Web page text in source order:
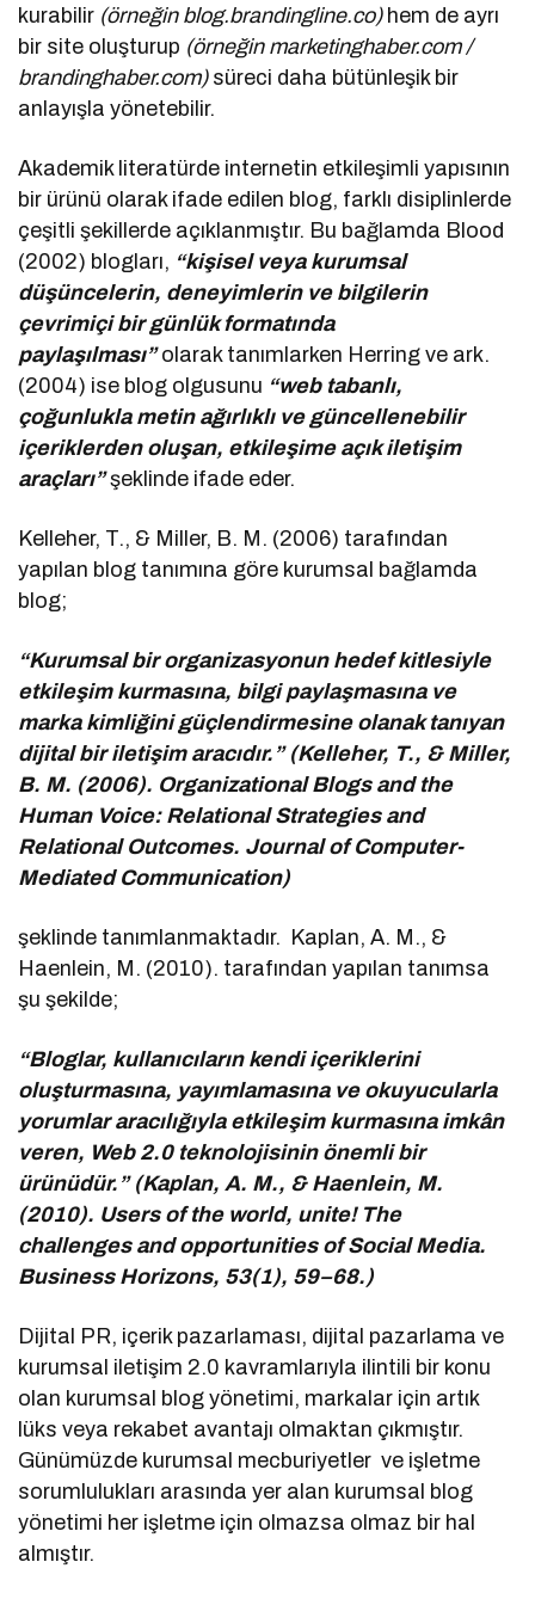
kurabilir (örneğin blog.brandingline.co)hem de ayrı
bir site oluşturup (örneğin marketinghaber.com /
brandinghaber.com) süreci daha bütünleşik bir
anlayışla yönetebilir.
Akademik literatürde internetin etkileşimli yapısının
bir ürünü olarak ifade edilen blog, farklı disiplinlerde
çeşitli şekillerde açıklanmıştır. Bu bağlamda Blood
(2002) blogları, “kişisel veya kurumsal
düşüncelerin, deneyimlerin ve bilgilerin
çevrimiçi bir günlük formatında
paylaşılması”olarak tanımlarken Herring ve ark.
(2004) ise blog olgusunu “web tabanlı,
çoğunlukla metin ağırlıklı ve güncellenebilir
içeriklerden oluşan, etkileşime açık iletişim
araçları”şeklinde ifade eder.
Kelleher, T., & Miller, B. M. (2006) tarafından
yapılan blog tanımına göre kurumsal bağlamda
blog;
“Kurumsal bir organizasyonun hedef kitlesiyle
etkileşim kurmasına, bilgi paylaşmasına ve
marka kimliğini güçlendirmesine olanak tanıyan
dijital bir iletişim aracıdır.” (Kelleher, T., & Miller,
B. M. (2006). Organizational Blogs and the
Human Voice: Relational Strategies and
Relational Outcomes. Journal of Computer-
Mediated Communication)
şeklinde tanımlanmaktadır. Kaplan, A. M., &
Haenlein, M. (2010). tarafından yapılan tanımsa
şu şekilde;
“Bloglar, kullanıcıların kendi içeriklerini
oluşturmasına, yayımlamasına ve okuyucularla
yorumlar aracılığıyla etkileşim kurmasına imkân
veren, Web 2.0 teknolojisinin önemli bir
ürünüdür.” (Kaplan, A. M., & Haenlein, M.
(2010). Users of the world, unite! The
challenges and opportunities of Social Media.
Business Horizons, 53(1), 59–68.)
Dijital PR, içerik pazarlaması, dijital pazarlama ve
kurumsal iletişim 2.0 kavramlarıyla ilintili bir konu
olan kurumsal blog yönetimi, markalar için artık
lüks veya rekabet avantajı olmaktan çıkmıştır.
Günümüzde kurumsal mecburiyetler ve işletme
sorumlulukları arasında yer alan kurumsal blog
yönetimi her işletme için olmazsa olmaz bir hal
almıştır.